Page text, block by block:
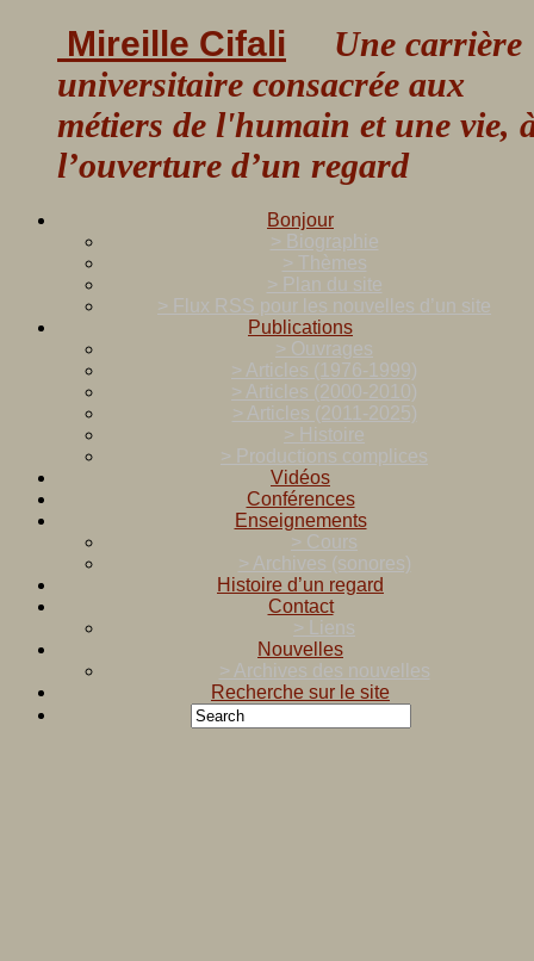
Mireille Cifali Une carrière
universitaire consacrée aux
métiers de l'humain et une vie,
l’ouverture d’un regard
Bonjour
> Biographie
> Thèmes
> Plan du site
> Flux RSS pour les nouvelles d’un site
Publications
> Ouvrages
> Articles (1976-1999)
> Articles (2000-2010)
> Articles (2011-2025)
> Histoire
> Productions complices
Vidéos
Conférences
Enseignements
> Cours
> Archives (sonores)
Histoire d’un regard
Contact
> Liens
Nouvelles
> Archives des nouvelles
Recherche sur le site